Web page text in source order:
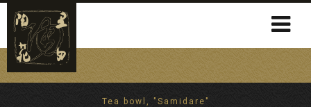
Tea bowl, "Samidare"